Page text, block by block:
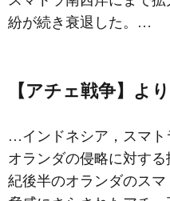
紛が続き衰退した。…
【アチェ戦争】より
…インドネシア，スマト
オランダの侵略に対する
紀後半のオランダのス